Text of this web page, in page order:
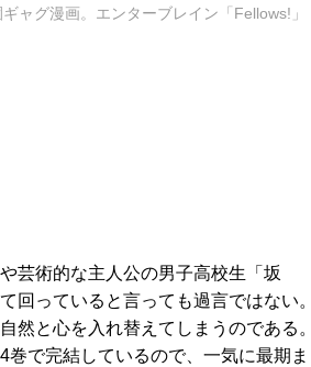
ャグ漫画。エンターブレイン「Fellows!」
芸術的な主人公の男子高校生「坂
回っていると言っても過言ではない。
然と心を入れ替えてしまうのである。
で完結しているので、一気に最期ま